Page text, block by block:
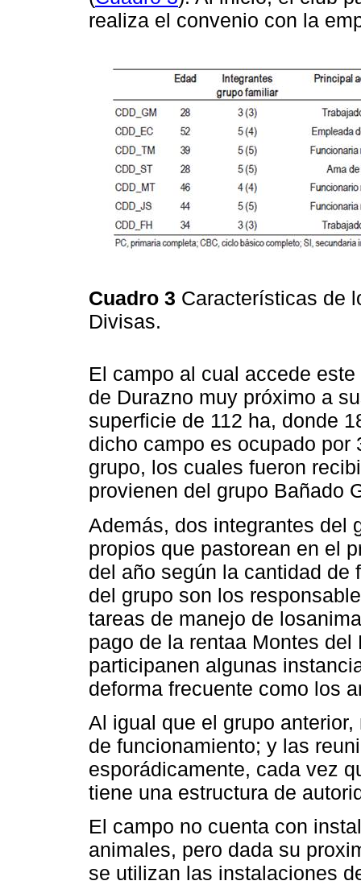
realiza el convenio con la
Cuadro 3 Características de
Divisas.
El campo al cual accede
de Durazno muy próximo a
superficie de 112 ha, donde
dicho campo es ocupado
grupo, los cuales fueron
provienen del grupo Bañado
Además, dos integrantes del
propios que pastorean en el
del año según la cantidad de
del grupo son los
tareas de manejo de
pago de la rentaa Montes
participanen algunas
deforma frecuente como los
Al igual que el grupo
de funcionamiento; y las
esporádicamente, cada vez
tiene una estructura de
El campo no cuenta con
animales, pero dada su
se utilizan las instalaciones